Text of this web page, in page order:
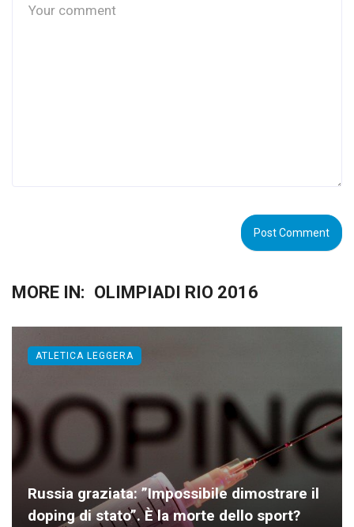
MORE IN: OLIMPIADI RIO 2016
Russia graziata: ”Impossibile dimostrare il
doping di stato”. È la morte dello sport?
ATLETICA LEGGERA